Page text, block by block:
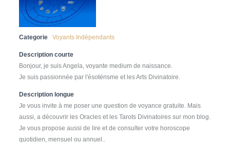
Categorie Voyants Indépendants
Description courte
Bonjour, je suis Angela, voyante medium de naissance.
Je suis passionnée par l'ésotérisme et les Arts Divinatoire.
Description longue
Je vous invite à me poser une question de voyance gratuite. Mais
aussi, a découvrir les Oracles et les Tarots Divinatoires sur mon blog.
Je vous propose aussi de lire et de consulter votre horoscope
quotidien, mensuel ou annuel..